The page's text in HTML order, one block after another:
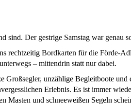
sind. Der gestrige Samstag war genau
rechtzeitig Bordkarten für die Förde-
– mittendrin statt nur dabei.
Großsegler, unzählige Begleitboote und
Erlebnis. Es ist immer
Masten und schneeweißen Segeln